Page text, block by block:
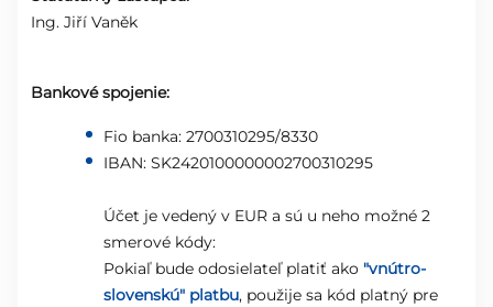
Ing. Jiří Vaněk
Bankové spojenie:
Fio banka: 2700310295/8330
IBAN: SK2420100000002700310295
Účet je vedený v EUR a sú u neho možné 2
smerové kódy:
Pokiaľ bude odosielateľ platiť ako "vnútro-
slovenskú" platbu, použije sa kód platný pre